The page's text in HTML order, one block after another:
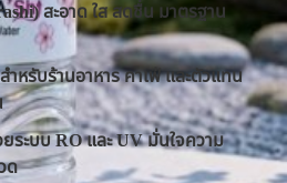
สะอาด ใส สดชื่น มาตรฐาน
ำหรับร้านอาหาร คาเฟ่ และตัวแทน
ระบบ RO และ UV มั่นใจความ
ด